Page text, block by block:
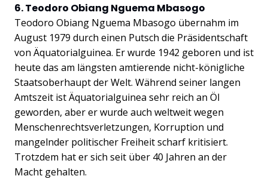
6. Teodoro Obiang Nguema Mbasogo
Teodoro Obiang Nguema Mbasogo übernahm im
August 1979 durch einen Putsch die Präsidentschaft
von Äquatorialguinea. Er wurde 1942 geboren und ist
heute das am längsten amtierende nicht-königliche
Staatsoberhaupt der Welt. Während seiner langen
Amtszeit ist Äquatorialguinea sehr reich an Öl
geworden, aber er wurde auch weltweit wegen
Menschenrechtsverletzungen, Korruption und
mangelnder politischer Freiheit scharf kritisiert.
Trotzdem hat er sich seit über 40 Jahren an der
Macht gehalten.